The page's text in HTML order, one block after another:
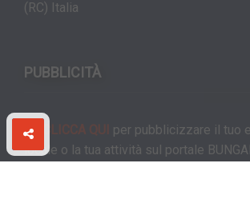
(RC) Italia
PUBBLICITÀ
CLICCA QUI per pubblicizzare il tuo
locale o la tua attività sul portale